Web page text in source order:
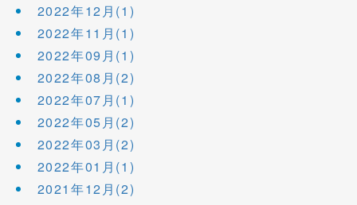
2022年12月(1)
2022年11月(1)
2022年09月(1)
2022年08月(2)
2022年07月(1)
2022年05月(2)
2022年03月(2)
2022年01月(1)
2021年12月(2)